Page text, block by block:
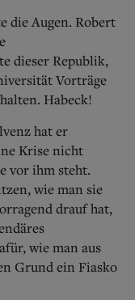
die Augen. Robert
dieser Republik,
Vorträge
Habeck!
hat er
Krise nicht
vor ihm steht.
wie man sie
drauf hat,
wie man aus
Grund ein Fiasko